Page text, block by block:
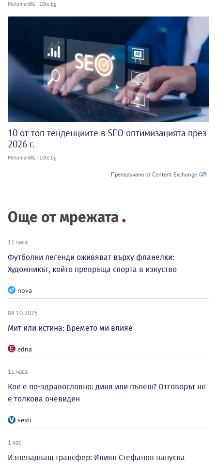
MelomanBG - 10te.bg
10 от топ тенденциите в SEO оптимизацията през
2026 г.
MelomanBG - 10te.bg
Препоръчано от Content Exchange
Още от мрежата
11 часа
Футболни легенди оживяват върху фланелки:
Художникът, който превръща спорта в изкуство
nova
08.10.2025
Мит или истина: Времето ми влияе
edna
11 часа
Кое е по-здравословно: диня или пъпеш? Отговорът не
е толкова очевиден
vesti
1 час
Изненадващ трансфер: Илиян Стефанов напусна